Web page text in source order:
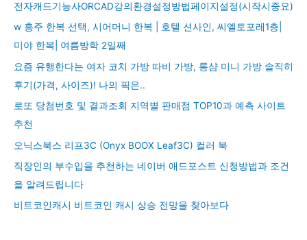
전자캐드기능사ORCAD강의환경설정방법페이지설정(시작시중요)
w 홍주 한복 선택, 시어머니 한복 | 호텔 션사인, 씨엘토포레1층|
미야 한복| 여름방학 2일째
요즘 유행한다는 여자 코치 가방 따비 가방, 롱샴 미니 가방 솔직히
후기(가격, 사이즈)! 나의 픽은..
로또 당첨번호 및 결과조회 지역별 판매점 TOP10과 예측 사이트
추천
오닉스북스 리프3C (Onyx BOOX Leaf3C) 컬러 북
직장인의 부수입을 추천하는 네이버 애드포스트 신청방법과 조건
을 알려드립니다
비트코인캐시 비트코인 캐시 상승 전망을 찾아보다